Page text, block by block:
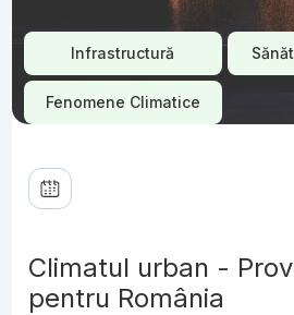
Infrastructură
Fenomene Climatice
Climatul urban -
pentru România